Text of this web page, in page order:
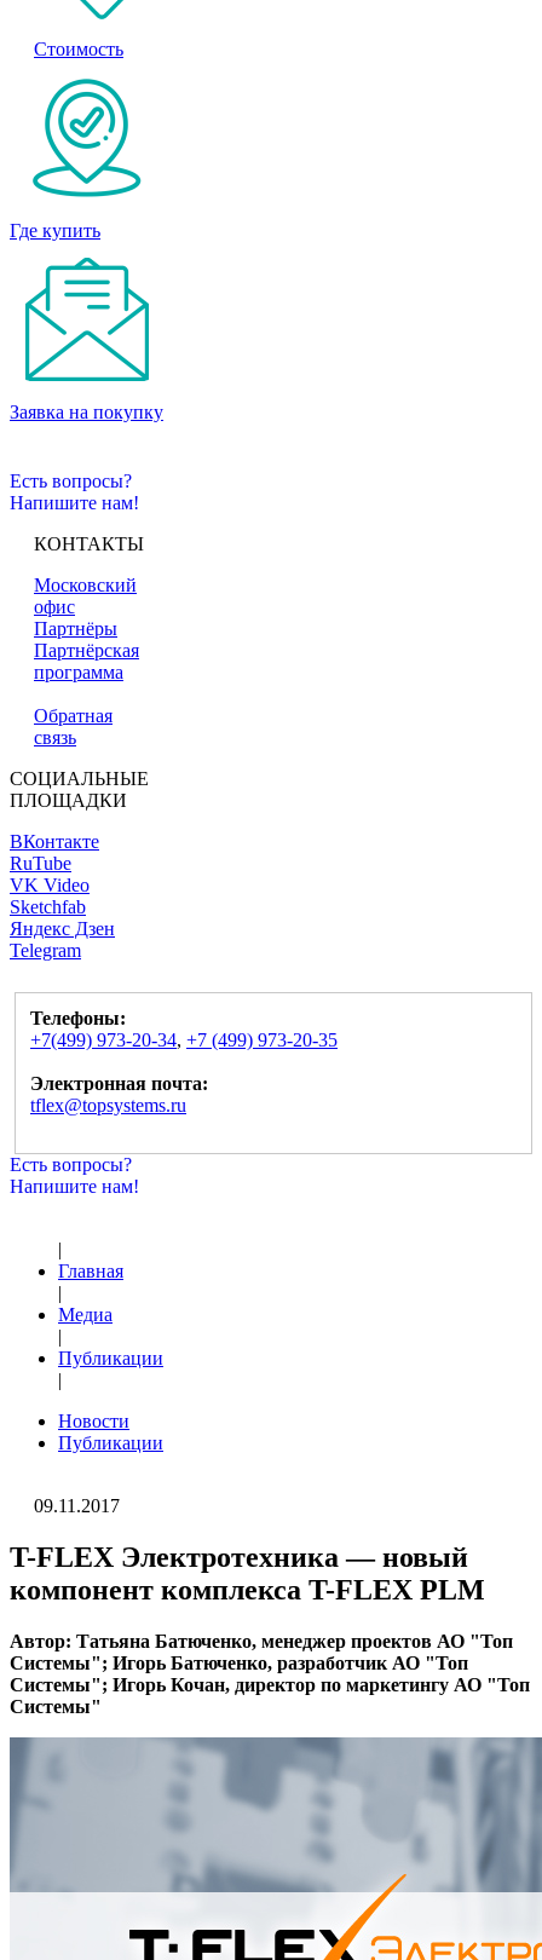
Стоимость
Где купить
Заявка на покупку
Есть вопросы?
Напишите нам!
КОНТАКТЫ
Московский
офис
Партнёры
Партнёрская
программа
Обратная
связь
СОЦИАЛЬНЫЕ
ПЛОЩАДКИ
ВКонтакте
RuTube
VK Video
Sketchfab
Яндекс Дзен
Telegram
Телефоны:
+7(499) 973-20-34, +7 (499) 973-20-35
Электронная почта:
tflex@topsystems.ru
Есть вопросы?
Напишите нам!
|
Главная
|
Медиа
|
Публикации
|
Новости
Публикации
09.11.2017
T-FLEX Электротехника — новый
компонент комплекса T-FLEX PLM
Автор: Татьяна Батюченко, менеджер проектов АО "Топ
Системы"; Игорь Батюченко, разработчик АО "Топ
Системы"; Игорь Кочан, директор по маркетингу АО "Топ
Системы"